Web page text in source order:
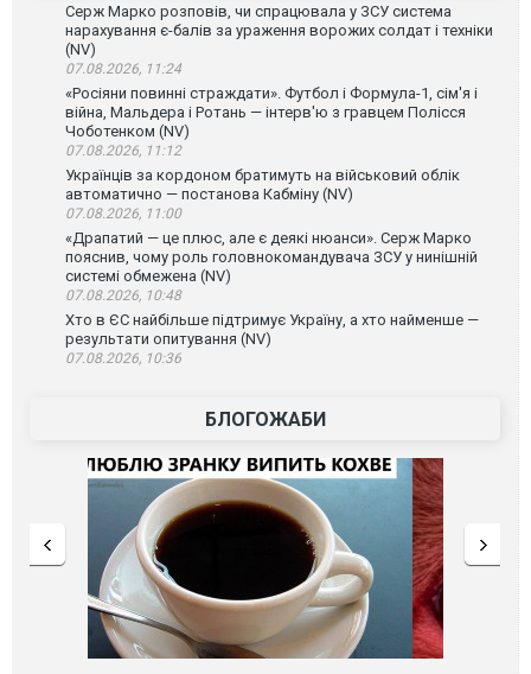
Серж Марко розповів, чи спрацювала у ЗСУ система
нарахування є-балів за ураження ворожих солдат і техніки
(NV)
07.08.2026, 11:24
«Росіяни повинні страждати». Футбол і Формула-1, сім'я і
війна, Мальдера і Ротань — інтерв'ю з гравцем Полісся
Чоботенком (NV)
07.08.2026, 11:12
Українців за кордоном братимуть на військовий облік
автоматично — постанова Кабміну (NV)
07.08.2026, 11:00
«Драпатий — це плюс, але є деякі нюанси». Серж Марко
пояснив, чому роль головнокомандувача ЗСУ у нинішній
системі обмежена (NV)
07.08.2026, 10:48
Хто в ЄС найбільше підтримує Україну, а хто найменше —
результати опитування (NV)
07.08.2026, 10:36
БЛОГОЖАБИ